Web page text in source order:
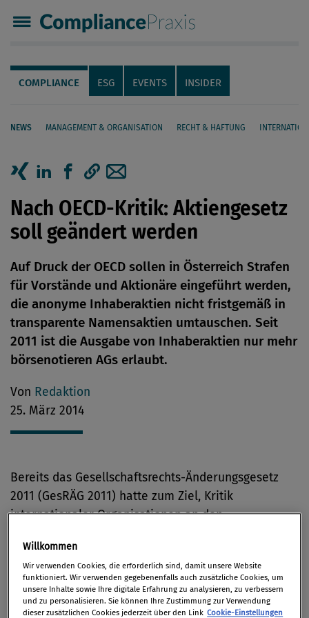
Compliance Praxis
Servicenavigation
Navigation
COMPLIANCE ESG EVENTS INSIDER
NEWS MANAGEMENT & ORGANISATION RECHT & HAFTUNG
Seiteninhalt
Artikel auf Xing teilen
Artikel auf linkedIn teilen
Artikel auf Facebook teilen
Artikellink kopieren
Artikel per Mail teilen
Nach OECD-Kritik: Aktiengesetz
soll geändert werden
Auf Druck der OECD sollen in Österreich Strafen
für Vorstände und Aktionäre eingeführt werden,
die anonyme Inhaberaktien nicht fristgemäß in
transparente Namensaktien umtauschen. Seit
2011 ist die Ausgabe von Inhaberaktien nur mehr
börsenotieren AGs erlaubt.
Von Redaktion
25. März 2014
Bereits das Gesellschaftsrechts-Änderungsgesetz
2011 (GesRÄG 2011) hatte zum Ziel, Kritik
internationaler Organisationen an den
Inhaberaktie Rechnung zu tragen. Insbesondere die
Financial Action Task Force(FATF), die sich mit der
Bekämpfung von Geldwäsche und
Terrorismusfinanzierung beschäftigt, hatte diese
Willkommen
Wir verwenden Cookies, die erforderlich sind, damit unsere Website
funktioniert. Wir verwenden gegebenenfalls auch zusätzliche Cookies, um
unsere Inhalte sowie Ihre digitale Erfahrung zu analysieren, zu verbessern
und zu personalisieren. Sie können Ihre Zustimmung zur Verwendung
dieser zusätzlichen Cookies jederzeit über den Link Cookie-Einstellungen